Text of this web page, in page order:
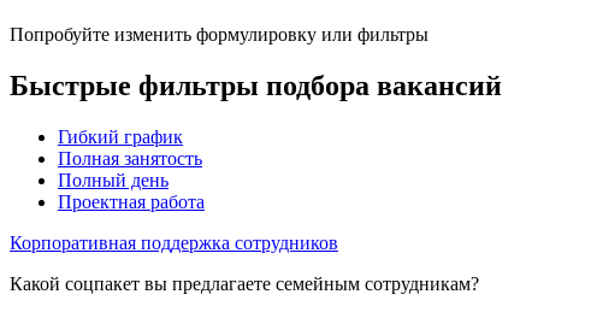
Попробуйте изменить формулировку или фильтры
Быстрые фильтры подбора вакансий
Гибкий график
Полная занятость
Полный день
Проектная работа
Корпоративная поддержка сотрудников
Какой соцпакет вы предлагаете семейным сотрудникам?